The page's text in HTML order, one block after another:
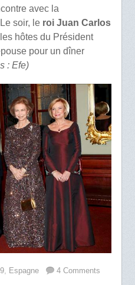
avec la
soir, le roi Juan Carlos
hôtes du Président
pour un dîner
: Efe)
, Espagne 4 Comments